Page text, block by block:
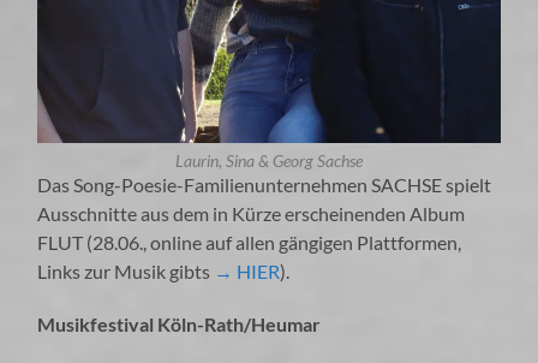
Laurin, Sina & Georg Sachse
Das Song-Poesie-Familienunternehmen SACHSE spielt
Ausschnitte aus dem in Kürze erscheinenden Album
FLUT (28.06., online auf allen gängigen Plattformen,
Links zur Musik gibts → HIER).
Musikfestival Köln-Rath/Heumar